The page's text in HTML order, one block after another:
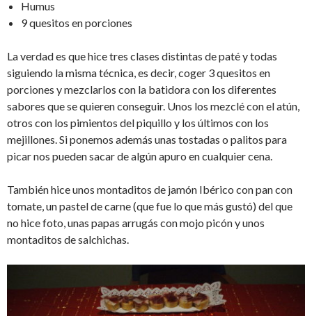
Humus
9 quesitos en porciones
La verdad es que hice tres clases distintas de paté y todas
siguiendo la misma técnica, es decir, coger 3 quesitos en
porciones y mezclarlos con la batidora con los diferentes
sabores que se quieren conseguir. Unos los mezclé con el atún,
otros con los pimientos del piquillo y los últimos con los
mejillones. Si ponemos además unas tostadas o palitos para
picar nos pueden sacar de algún apuro en cualquier cena.
También hice unos montaditos de jamón Ibérico con pan con
tomate, un pastel de carne (que fue lo que más gustó) del que
no hice foto, unas papas arrugás con mojo picón y unos
montaditos de salchichas.